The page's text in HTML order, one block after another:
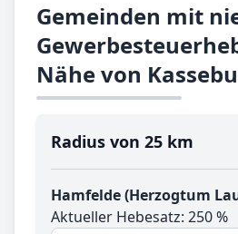
Gemeinden mit
Nähe von
Radius von 25 km
Hamfelde (Herzogtum
Aktueller Hebesatz: 250 %